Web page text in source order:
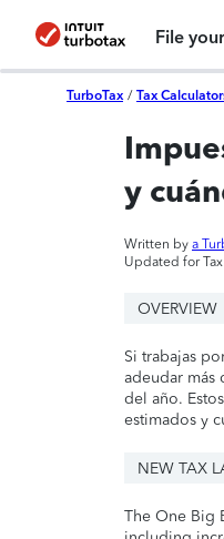
File
TurboTax / Tax
y
Written by a
Updated for Tax
OVERVIEW
Si trabajas
adeudar más
del año.
estimados y
NEW TAX
The One Big